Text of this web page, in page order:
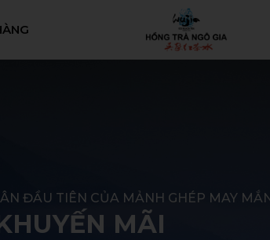
ĐẦU TIÊN CỦA MẢNH GHÉP MAY
MÃI